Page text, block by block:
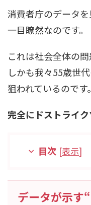
消費者庁のデータ
一目瞭然なのです。
これは社会全体の問
しかも我々55歳世
狙われているのです。
完全にドストライク
目次 [表示]
データが示す